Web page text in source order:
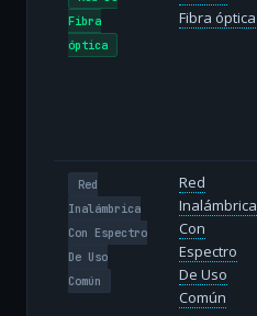
Fibra
óptica
Fibra óptica
Red
Inalámbrica
Con Espectro
De Uso
Común
Red
Inalámbrica
Con
Espectro
De Uso
Común